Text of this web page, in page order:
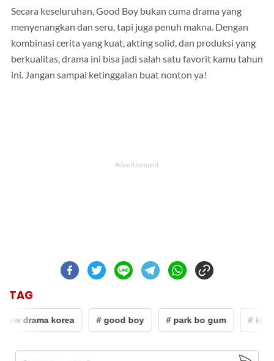
Secara keseluruhan, Good Boy bukan cuma drama yang
menyenangkan dan seru, tapi juga penuh makna. Dengan
kombinasi cerita yang kuat, akting solid, dan produksi yang
berkualitas, drama ini bisa jadi salah satu favorit kamu tahun
ini. Jangan sampai ketinggalan buat nonton ya!
TAG
drama korea # good boy # park bo gum # kim